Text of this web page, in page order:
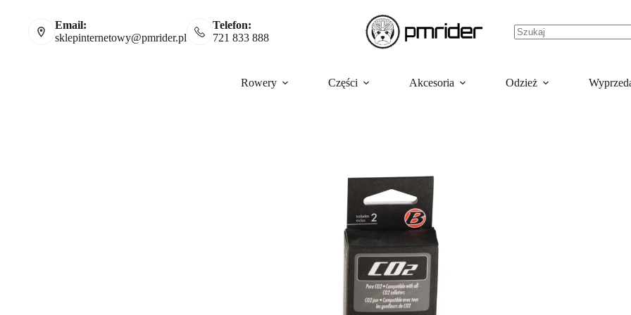
Email:
sklepinternetowy@pmrider.pl
Telefon:
721 833 888
Rowery Części Akcesoria Odzież